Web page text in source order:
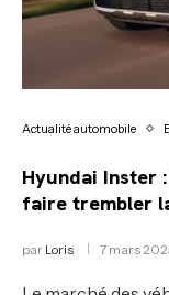
Actualité automobile
Hyundai Inster
faire trembler
par Loris 7 mars